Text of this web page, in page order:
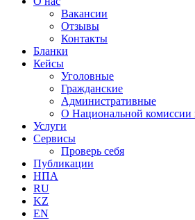
Вакансии
Отзывы
Контакты
Бланки
Кейсы
Уголовные
Гражданские
Административные
О Национальной комиссии
Услуги
Сервисы
Проверь себя
Публикации
НПА
RU
KZ
EN